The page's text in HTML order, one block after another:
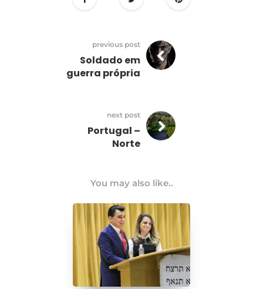
previous post
Soldado em
guerra própria
next post
Portugal –
Norte
You may also like..